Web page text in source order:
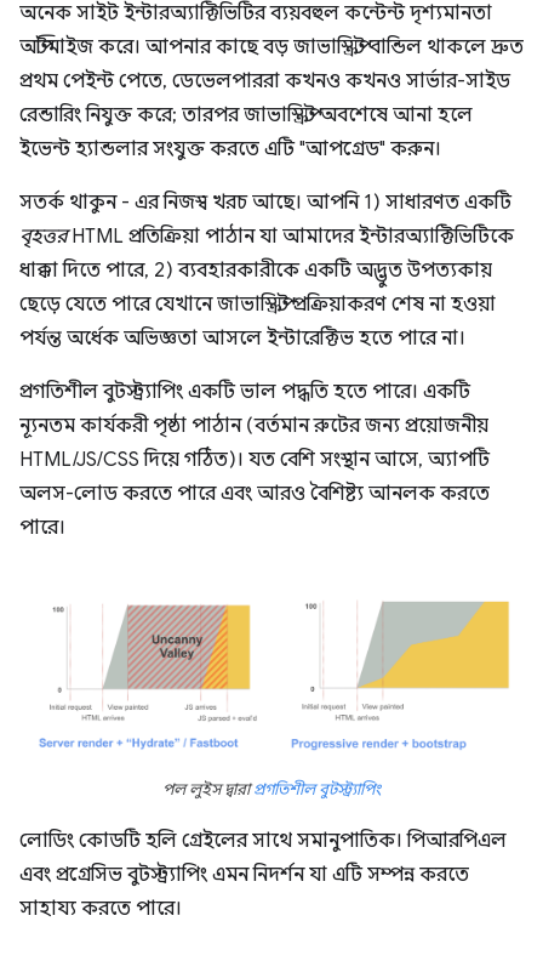
অনেক সাইট ইন্টারঅ্যাক্টিভিটির ব্যয়বহুল কন্টেন্ট দৃশ্যমানতা
অপ্টিমাইজ করে। আপনার কাছে বড় জাভাস্ক্রিপ্ট বান্ডিল থাকলে দ্রুত
প্রথম পেইন্ট পেতে, ডেভেলপাররা কখনও কখনও সার্ভার-সাইড
রেন্ডারিং নিযুক্ত করে; তারপর জাভাস্ক্রিপ্ট অবশেষে আনা হলে
ইভেন্ট হ্যান্ডলার সংযুক্ত করতে এটি "আপগ্রেড" করুন।
সতর্ক থাকুন - এর নিজস্ব খরচ আছে। আপনি 1) সাধারণত একটি
বৃহত্তরHTML প্রতিক্রিয়া পাঠান যা আমাদের ইন্টারঅ্যাক্টিভিটিকে
ধাক্কা দিতে পারে, 2) ব্যবহারকারীকে একটি অদ্ভুত উপত্যকায়
ছেড়ে যেতে পারে যেখানে জাভাস্ক্রিপ্ট প্রক্রিয়াকরণ শেষ না হওয়া
পর্যন্ত অর্ধেক অভিজ্ঞতা আসলে ইন্টারেক্টিভ হতে পারে না।
প্রগতিশীল বুটস্ট্র্যাপিং একটি ভাল পদ্ধতি হতে পারে। একটি
ন্যূনতম কার্যকরী পৃষ্ঠা পাঠান (বর্তমান রুটের জন্য প্রয়োজনীয়
HTML/JS/CSS দিয়ে গঠিত)। যত বেশি সংস্থান আসে, অ্যাপটি
অলস-লোড করতে পারে এবং আরও বৈশিষ্ট্য আনলক করতে
পারে।
পল লুইস দ্বারাপ্রগতিশীল বুটস্ট্র্যাপিং
লোডিং কোডটি হলি গ্রেইলের সাথে সমানুপাতিক। পিআরপিএল
এবং প্রগ্রেসিভ বুটস্ট্র্যাপিং এমন নিদর্শন যা এটি সম্পন্ন করতে
সাহায্য করতে পারে।